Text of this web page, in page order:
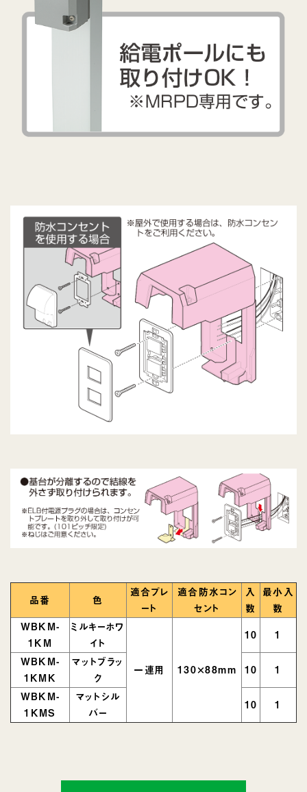
品番 色
適合プレ
ート
適合防水コン
セント
入
数
最小入
数
WBKM-
1KM
ミルキーホワ
イト
一連用
130×88mm
10
1
WBKM-
1KMK
マットブラッ
ク
10
1
WBKM-
1KMS
マットシル
バー
10 1